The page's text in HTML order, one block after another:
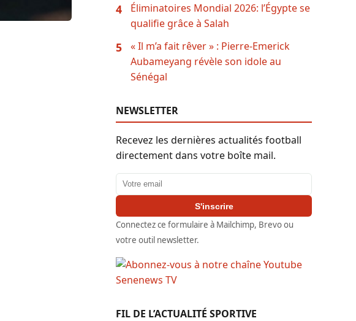
4
Éliminatoires Mondial 2026: l’Égypte se
qualifie grâce à Salah
5
« Il m’a fait rêver » : Pierre-Emerick
Aubameyang révèle son idole au
Sénégal
NEWSLETTER
Recevez les dernières actualités football
directement dans votre boîte mail.
Adresse email
S'inscrire
Connectez ce formulaire à Mailchimp, Brevo ou
votre outil newsletter.
FIL DE L’ACTUALITÉ SPORTIVE